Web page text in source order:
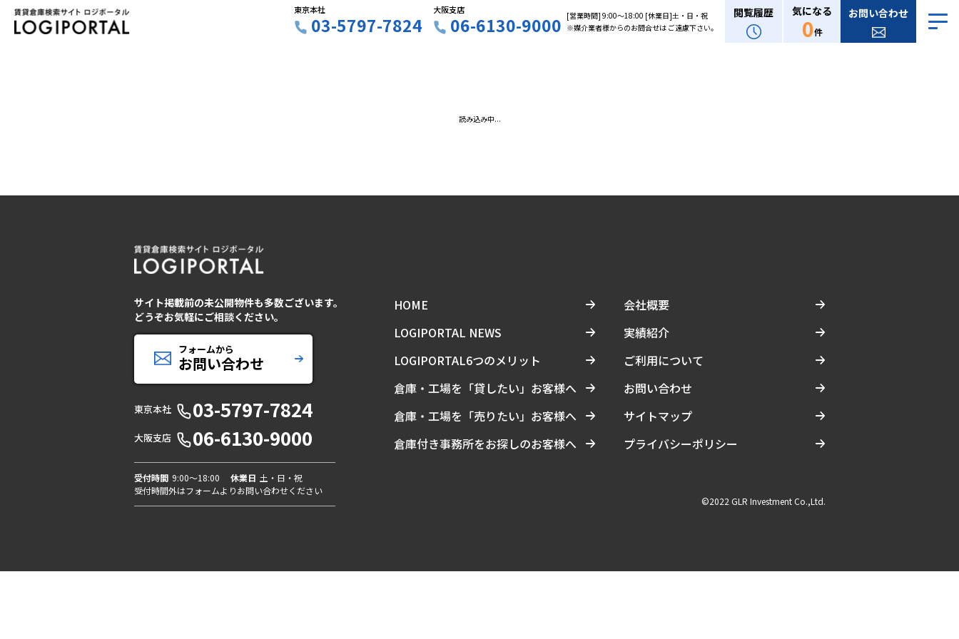
東京本社
03-5797-7824
大阪支店
06-6130-9000 [営業時間] 9:00〜18:00 [休業日]土・日・祝
※媒介業者様からのお問合せは ご遠慮下さい。
閲覧履歴 気になる
0件
お問い合わせ
読み込み中...
サイト掲載前の未公開物件も多数ございます。
どうぞお気軽にご相談ください。
フォームから
お問い合わせ
東京本社 03-5797-7824
大阪支店 06-6130-9000
受付時間 9:00〜18:00 休業日 土・日・祝
受付時間外はフォームよりお問い合わせください
HOME
LOGIPORTAL NEWS
LOGIPORTAL6つのメリット
倉庫・工場を「貸したい」お客様へ
倉庫・工場を「売りたい」お客様へ
倉庫付き事務所をお探しのお客様へ
会社概要
実績紹介
ご利用について
お問い合わせ
サイトマップ
プライバシーポリシー
©2022 GLR Investment Co.,Ltd.